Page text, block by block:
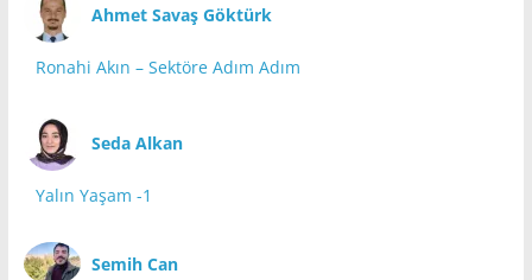
Ahmet Savaş Göktürk
Ronahi Akın – Sektöre Adım Adım
Seda Alkan
Yalın Yaşam -1
Semih Can